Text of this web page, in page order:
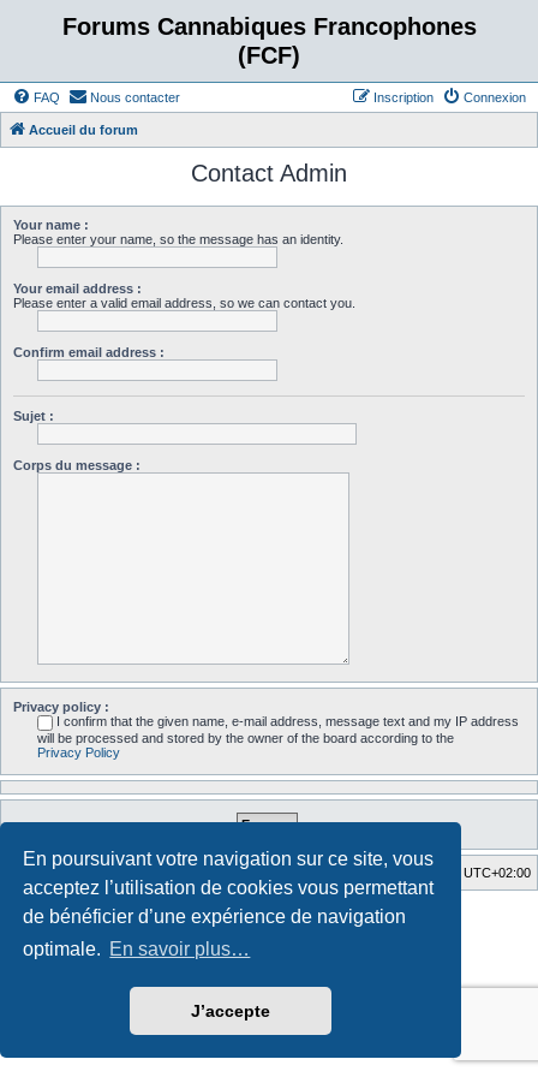
En poursuivant votre navigation sur ce site, vous
acceptez l’utilisation de cookies vous permettant
de bénéficier d’une expérience de navigation
optimale. En savoir plus…
J’accepte
Forums Cannabiques Francophones
(FCF)
FAQ Nous contacter Connexion
Inscription
Accueil du forum
Contact Admin
Your name :
Please enter your name, so the message has an identity.
Your email address :
Please enter a valid email address, so we can contact you.
Confirm email address :
Sujet :
Corps du message :
Privacy policy :
I confirm that the given name, e-mail address, message text and my IP address
will be processed and stored by the owner of the board according to the
Privacy Policy
Accueil du forum Fuseau horaire sur UTC+02:00
Style developed by Zuma Portal
, Turaiel,
Développé parphpBB® Forum Software © phpBB Limited
Traduction française officielle